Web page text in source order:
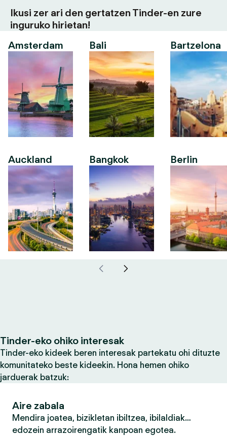
Ikusi zer ari den gertatzen Tinder-en zure
inguruko hirietan!
Amsterdam
Auckland
Bali
Bangkok
Bartzelona
Berlin
Tinder-eko ohiko interesak
Tinder-eko kideek beren interesak partekatu ohi dituzte
komunitateko beste kideekin. Hona hemen ohiko
jarduerak batzuk:
Aire zabala
Mendira joatea, bizikletan ibiltzea, ibilaldiak…
edozein arrazoirengatik kanpoan egotea.